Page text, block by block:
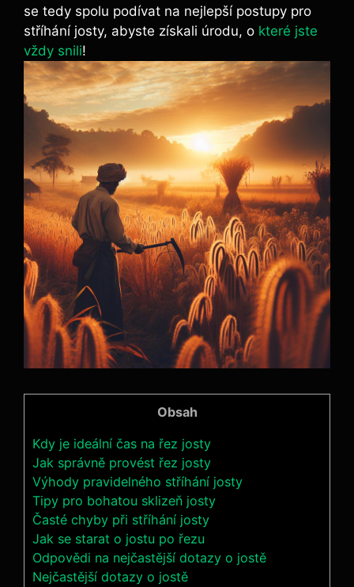
se tedy spolu podívat na nejlepší postupy pro
stříhání josty, abyste získali úrodu, o které jste
vždy snili!
Obsah
Kdy je ideální čas ⁢na řez josty
Jak správně provést řez josty
Výhody⁤ pravidelného stříhání ⁤josty
Tipy pro bohatou sklizeň josty
Časté chyby při stříhání josty
Jak se starat o‌ jostu po‌ řezu
Odpovědi na ‌nejčastější dotazy o ‌jostě
Nejčastější dotazy o jostě